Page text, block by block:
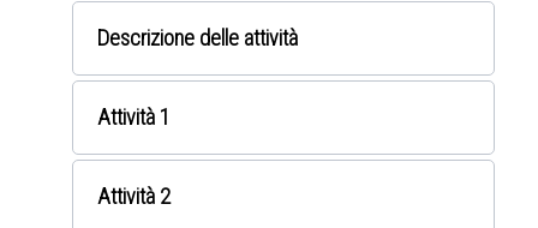
Descrizione delle attività
Attività 1
Attività 2